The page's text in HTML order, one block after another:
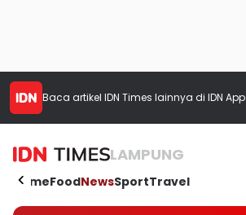
Baca artikel IDN Times lainnya di IDN App
LAMPUNG
HomeFoodNewsSportTravel